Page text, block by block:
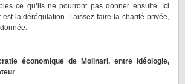
ce qu’ils ne pourront pas donner ensuite. Ici
est la dérégulation. Laissez faire la charité privée,
économique de Molinari, entre idéologie,